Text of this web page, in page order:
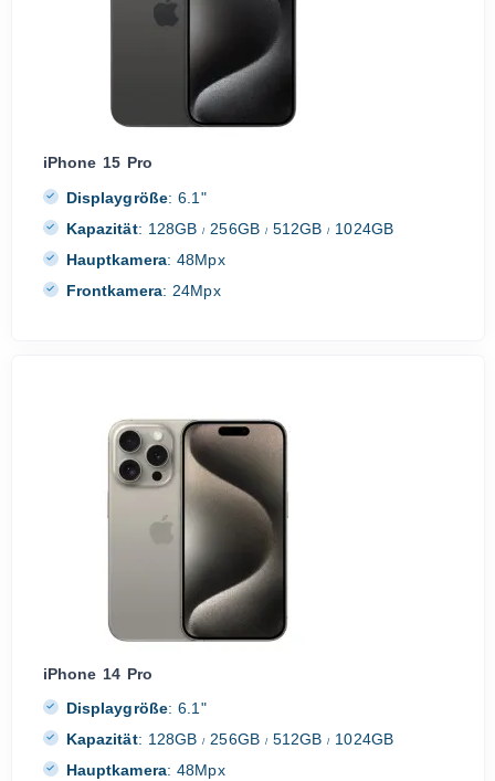
iPhone 15 Pro
Displaygröße: 6.1"
Kapazität: 128GB/ 256GB /512GB/ 1024GB
Hauptkamera: 48Mpx
Frontkamera: 24Mpx
iPhone 14 Pro
Displaygröße: 6.1"
Kapazität: 128GB/ 256GB /512GB/ 1024GB
Hauptkamera: 48Mpx